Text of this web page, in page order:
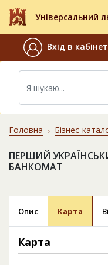
Універсальний
Вхід в кабінет
Головна Бізнес-
ПЕРШИЙ
БАНКОМАТ
Опис Карта
Карта